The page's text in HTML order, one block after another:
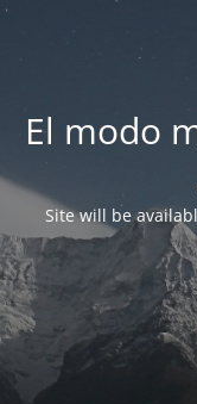
El modo
Site will be